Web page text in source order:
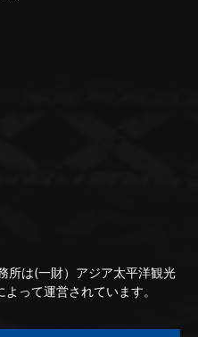
所は(一財）アジア太平洋観光
って運営されています。